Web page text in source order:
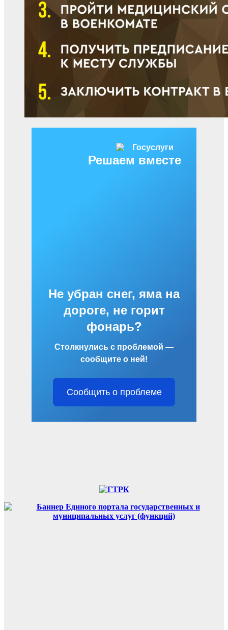
Решаем вместе
Не убран снег, яма на
дороге, не горит
фонарь?
Столкнулись с проблемой —
сообщите о ней!
Сообщить о проблеме